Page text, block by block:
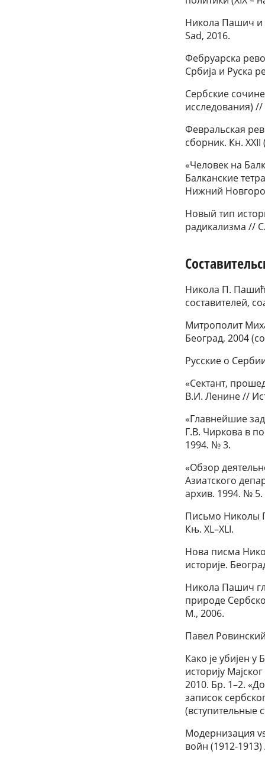
Никола Пашич и
Sad, 2016.
Фебруарска
Србија и Руска
Сербские
исследования) //
Февральская
сборник. Кн. XXII
«Человек на
Балканские
Нижний
Новый тип
радикализма //
Никола П.
составителей,
Митрополит
Београд, 2004
Русские о
«Сектант,
В.И. Ленине //
«Главнейшие
Г.В. Чиркова в
1994. № 3.
«Обзор
Азиатского
архив. 1994. № 5.
Письмо Николы
Књ. XL–XLI.
Нова писма
историjе.
Никола Пашич
природе
М., 2006.
Павел
Како је убијен
историју
2010. Бр. 1–2.
записок
(вступительные
Модернизация
войн (1912-